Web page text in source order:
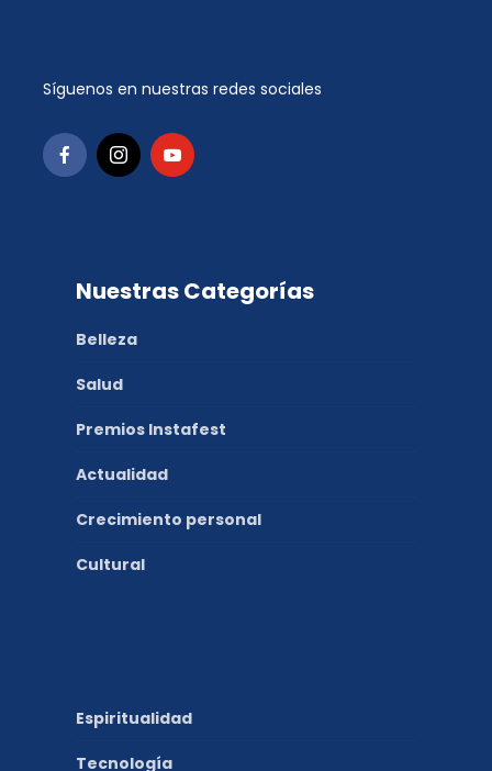
Síguenos en nuestras redes sociales
Nuestras Categorías
Belleza
Salud
Premios Instafest
Actualidad
Crecimiento personal
Cultural
Espiritualidad
Tecnología